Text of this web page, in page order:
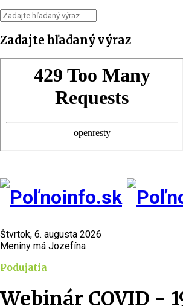
Zadajte hľadaný výraz
Štvrtok, 6. augusta 2026
Meniny má Jozefína
Podujatia
Webinár COVID -